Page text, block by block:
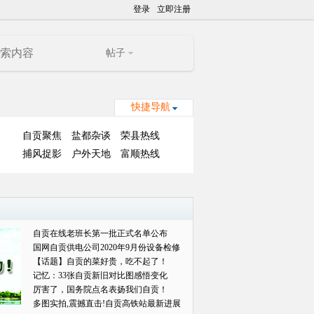
登录 立即注册
帖子
快捷导航
自贡聚焦 盐都杂谈
荣县热线
捕风捉影
户外天地 富顺热线
自贡在线老班长第一批正式名单公布
国网自贡供电公司2020年9月份设备检修
对外
【话题】自贡的菜好贵，吃不起了！
记忆：33张自贡新旧对比图感悟变化
厉害了，国务院点名表扬我们自贡！
多图实拍,震撼直击!自贡高铁站最新进展